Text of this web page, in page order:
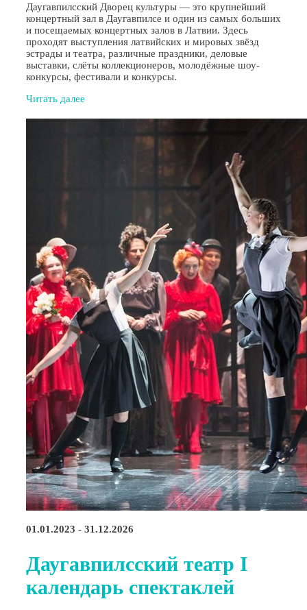
Даугавпилсский Дворец культуры — это крупнейший
концертный зал в Даугавпилсе и один из самых больших
и посещаемых концертных залов в Латвии. Здесь
проходят выступления латвийских и мировых звёзд
эстрады и театра, различные праздники, деловые
выставки, слёты коллекционеров, молодёжные шоу-
конкурсы, фестивали и конкурсы.
Читать далее
01.01.2023 - 31.12.2026
Даугавпилсский театр I
календарь спектаклей